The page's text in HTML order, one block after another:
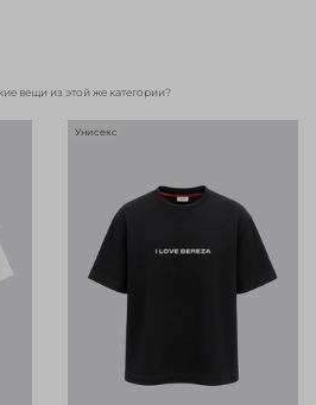
вещи из этой же категории?
Унисекс